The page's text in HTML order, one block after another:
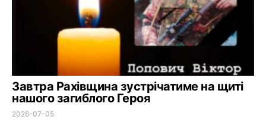
Завтра Рахівщина зустрічатиме на щиті
нашого загиблого Героя
2026-07-05